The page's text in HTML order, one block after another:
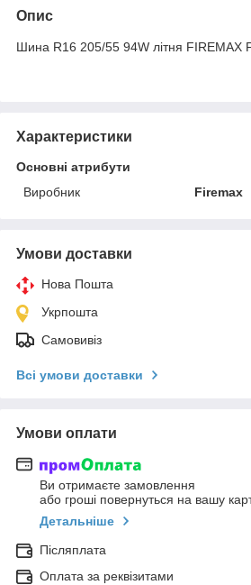
Опис
Шина R16 205/55 94W літня FIREMAX
Характеристики
Основні атрибути
Виробник
Firemax
Умови доставки
Нова Пошта
Укрпошта
Самовивіз
Всі умови доставки
Умови оплати
Ви отримаєте замовлення
або гроші повернуться на вашу
Детальніше
Післяплата
Оплата за реквізитами